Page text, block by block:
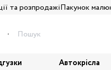
та розпродажіПакунок
Автокрісла